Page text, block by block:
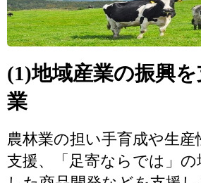
(1)地域産業の振興
業
農林業の担い手育成や生
支援、「足寄ならでは」